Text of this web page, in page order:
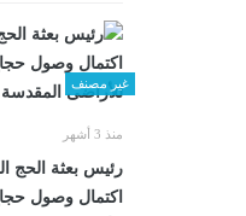
غير مصنف
منذ 3 أشهر
رئيس بعثة الحج
اكتمال وصول